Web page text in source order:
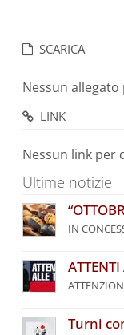
SCARICA
Nessun
LINK
Nessun link per
Ultime notizie
IN
ATTENTI